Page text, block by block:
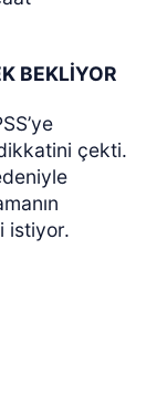
BEKLİYOR
çekti.
istiyor.